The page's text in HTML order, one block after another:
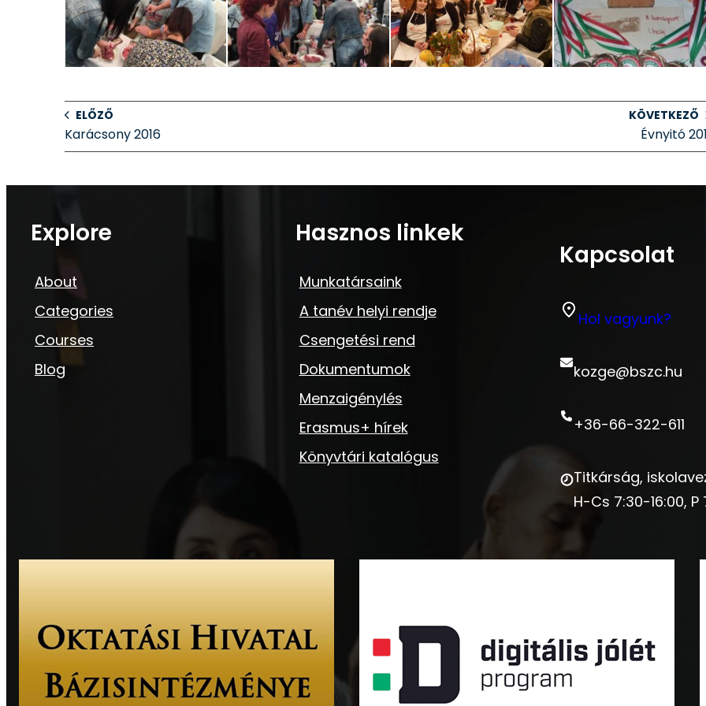
ELŐZŐ
Karácsony 2016
KÖVETKEZŐ
Évnyitó
Explore
About
Categories
Courses
Blog
Hasznos linkek
Munkatársaink
A tanév helyi rendje
Csengetési rend
Dokumentumok
Menzaigénylés
Erasmus+ hírek
Könyvtári katalógus
Kapcsolat
Hol vagyunk?
kozge@bszc.hu
+36-66-322-611
Titkárság,
H-Cs 7:30-16:00, P